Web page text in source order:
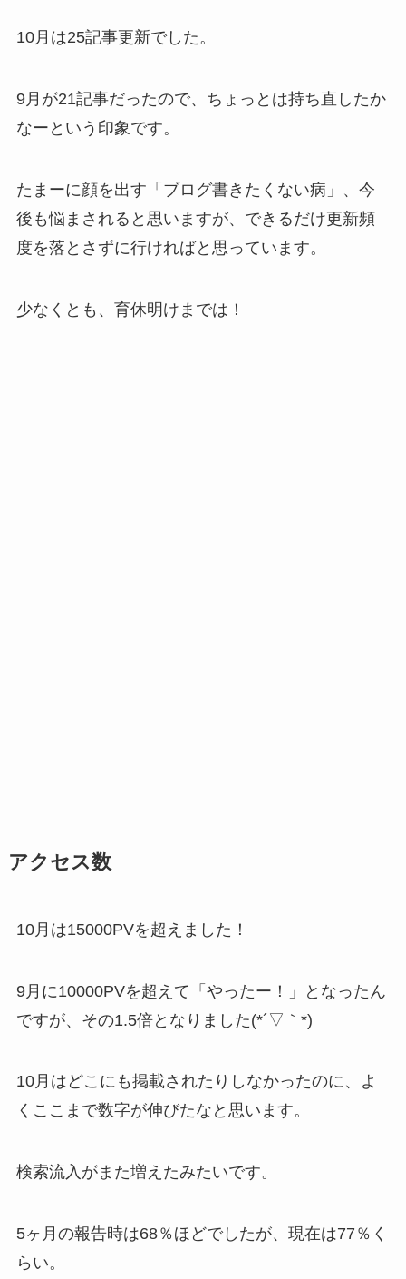
10月は25記事更新でした。
9月が21記事だったので、ちょっとは持ち直したか
なーという印象です。
たまーに顔を出す「ブログ書きたくない病」、今
後も悩まされると思いますが、できるだけ更新頻
度を落とさずに行ければと思っています。
少なくとも、育休明けまでは！
アクセス数
10月は15000PVを超えました！
9月に10000PVを超えて「やったー！」となったん
ですが、その1.5倍となりました(*´▽｀*)
10月はどこにも掲載されたりしなかったのに、よ
くここまで数字が伸びたなと思います。
検索流入がまた増えたみたいです。
5ヶ月の報告時は68％ほどでしたが、現在は77％く
らい。